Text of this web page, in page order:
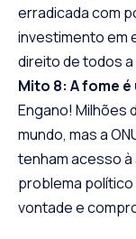
erradicada com
investimento em
direito de todos a
Mito 8: A fome
Engano! Milhões
mundo, mas a
tenham acesso à
problema
vontade e